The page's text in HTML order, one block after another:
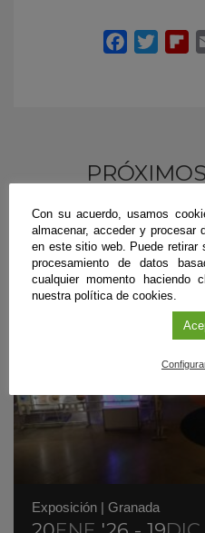
Exposición | Granada
Con su acuerdo, usamos
almacenar, acceder y procesar
en este sitio web. Puede retirar
procesamiento de datos
cualquier momento haciendo
nuestra política de cookies.